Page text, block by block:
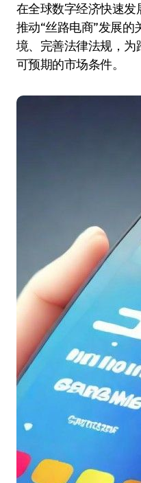
在全球数字经济快速发展的背景下，制度创新成为
推动“丝路电商”发展
境、完善法律法规，
可预期的市场条件。